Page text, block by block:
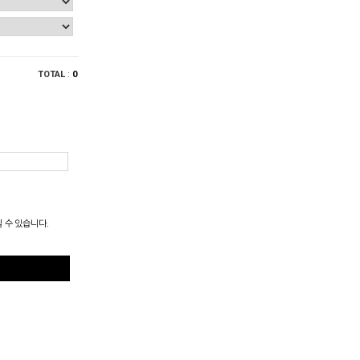
TOTAL : 0
수 있습니다.